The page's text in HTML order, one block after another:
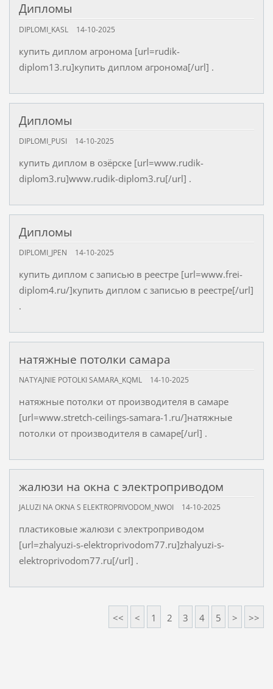
Дипломы
DIPLOMI_KASL 14-10-2025
купить диплом агронома [url=rudik-
diplom13.ru]купить диплом агронома[/url] .
Дипломы
DIPLOMI_PUSI 14-10-2025
купить диплом в озёрске [url=www.rudik-
diplom3.ru]www.rudik-diplom3.ru[/url] .
Дипломы
DIPLOMI_JPEN 14-10-2025
купить диплом с записью в реестре [url=www.frei-
diplom4.ru/]купить диплом с записью в реестре[/url]
.
натяжные потолки самара
NATYAJNIE POTOLKI SAMARA_KQML 14-10-2025
натяжные потолки от производителя в самаре
[url=www.stretch-ceilings-samara-1.ru/]натяжные
потолки от производителя в самаре[/url] .
жалюзи на окна с электроприводом
JALUZI NA OKNA S ELEKTROPRIVODOM_NWOI 14-10-2025
пластиковые жалюзи с электроприводом
[url=zhalyuzi-s-elektroprivodom77.ru]zhalyuzi-s-
elektroprivodom77.ru[/url] .
<< < 1 2 3 4 5 > >>